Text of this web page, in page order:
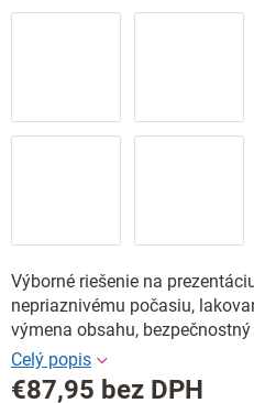
Výborné riešenie na
nepriaznivému počasiu,
výmena obsahu,
€87,95 bez DPH